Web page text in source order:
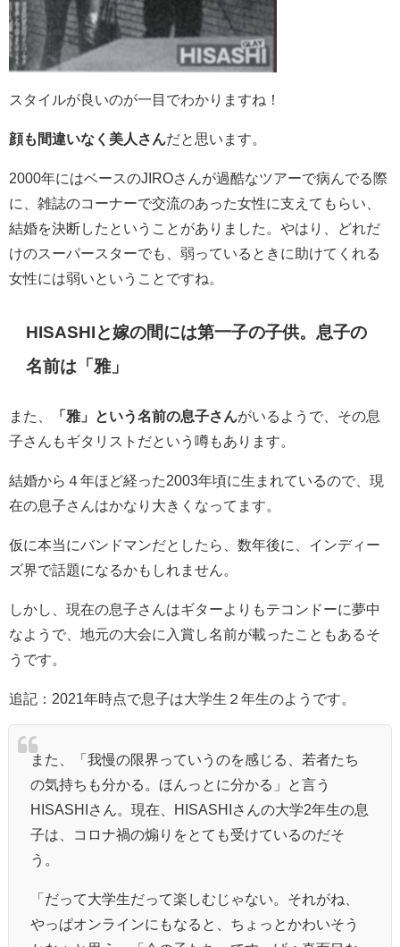
スタイルが良いのが一目でわかりますね！
顔も間違いなく美人さんだと思います。
2000年にはベースのJIROさんが過酷なツアーで病んでる際
に、雑誌のコーナーで交流のあった女性に支えてもらい、
結婚を決断したということがありました。やはり、どれだ
けのスーパースターでも、弱っているときに助けてくれる
女性には弱いということですね。
HISASHIと嫁の間には第一子の子供。息子の
名前は「雅」
また、 「雅」という名前の息子さんがいるようで、その息
子さんもギタリストだという噂もあります。
結婚から４年ほど経った2003年頃に生まれているので、現
在の息子さんはかなり大きくなってます。
仮に本当にバンドマンだとしたら、数年後に、インディー
ズ界で話題になるかもしれません。
しかし、現在の息子さんはギターよりもテコンドーに夢中
なようで、地元の大会に入賞し名前が載ったこともあるそ
うです。
追記：2021年時点で息子は大学生２年生のようです。
また、「我慢の限界っていうのを感じる、若者たち
の気持ちも分かる。ほんっとに分かる」と言う
HISASHIさん。現在、HISASHIさんの大学2年生の息
子は、コロナ禍の煽りをとても受けているのだそ
う。
「だって大学生だって楽しむじゃない。それがね、
やっぱオンラインにもなると、ちょっとかわいそう